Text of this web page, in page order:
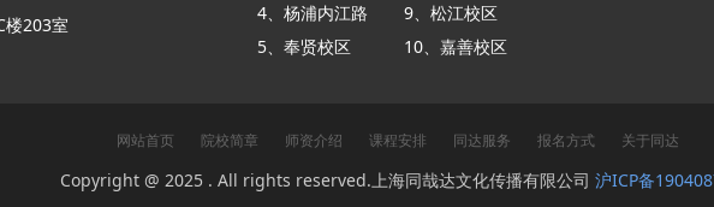
​​​​​​​4、杨浦内江路
​​​​​​​5、奉贤校区
9、松江校区
​​​​​​​10、嘉善校区
楼203室
网站首页 院校简章 师资介绍 课程安排 同达服务 报名方式 关于同达
Copyright @ 2025 . All rights reserved.上海同哉达文化传播有限公司 沪ICP备